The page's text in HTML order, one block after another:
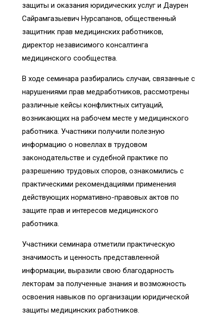
защиты и оказания юридических услуг и Даурен
Сайрамгазыевич Нурсапанов, общественный
защитник прав медицинских работников,
директор независимого консалтинга
медицинского сообщества.
В ходе семинара разбирались случаи, связанные с
нарушениями прав медработников, рассмотрены
различные кейсы конфликтных ситуаций,
возникающих на рабочем месте у медицинского
работника. Участники получили полезную
информацию о новеллах в трудовом
законодательстве и судебной практике по
разрешению трудовых споров, ознакомились с
практическими рекомендациями применения
действующих нормативно-правовых актов по
защите прав и интересов медицинского
работника.
Участники семинара отметили практическую
значимость и ценность представленной
информации, выразили свою благодарность
лекторам за полученные знания и возможность
освоения навыков по организации юридической
защиты медицинских работников.